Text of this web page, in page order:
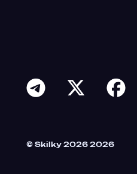
Читайте більше в
© Skilky 2026 2026